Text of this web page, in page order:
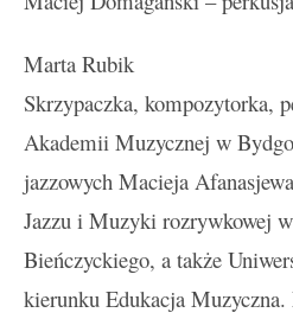
Marta Rubik
Skrzypaczka, kompozytorka,
Akademii Muzycznej w
jazzowych Macieja
Jazzu i Muzyki rozrywkowej
Bieńczyckiego, a także
kierunku Edukacja Muzyczna.